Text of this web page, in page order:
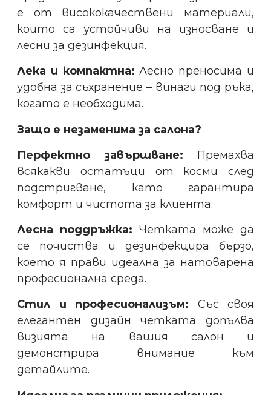
е от висококачествени материали,
които са устойчиви на износване и
лесни за дезинфекция.
Лека и компактна: Лесно преносима и
удобна за съхранение – винаги под ръка,
когато е необходима.
Защо е незаменима за салона?
Перфектно завършване: Премахва
всякакви остатъци от косми след
подстригване, като гарантира
комфорт и чистота за клиента.
Лесна поддръжка: Четката може да
се почиства и дезинфекцира бързо,
което я прави идеална за натоварена
професионална среда.
Стил и професионализъм: Със своя
елегантен дизайн четката допълва
визията на вашия салон и
демонстрира внимание към
детайлите.